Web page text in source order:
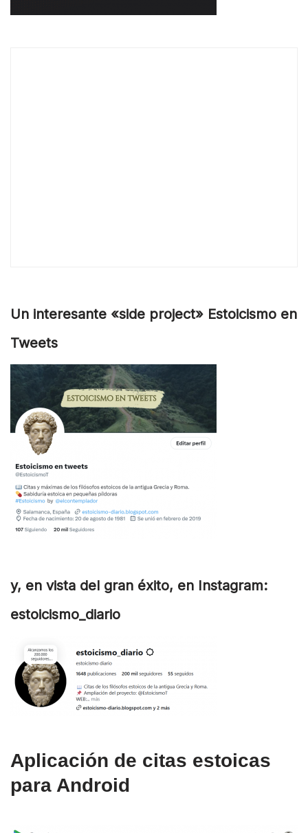
Un interesante «side project» Estoicismo en
Tweets
y, en vista del gran éxito, en Instagram:
estoicismo_diario
Aplicación de citas estoicas
para Android